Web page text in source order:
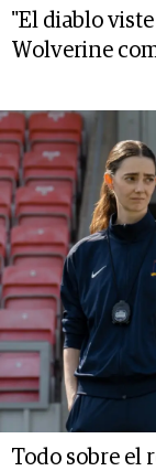
"El diablo
Wolverine
Todo sobre el